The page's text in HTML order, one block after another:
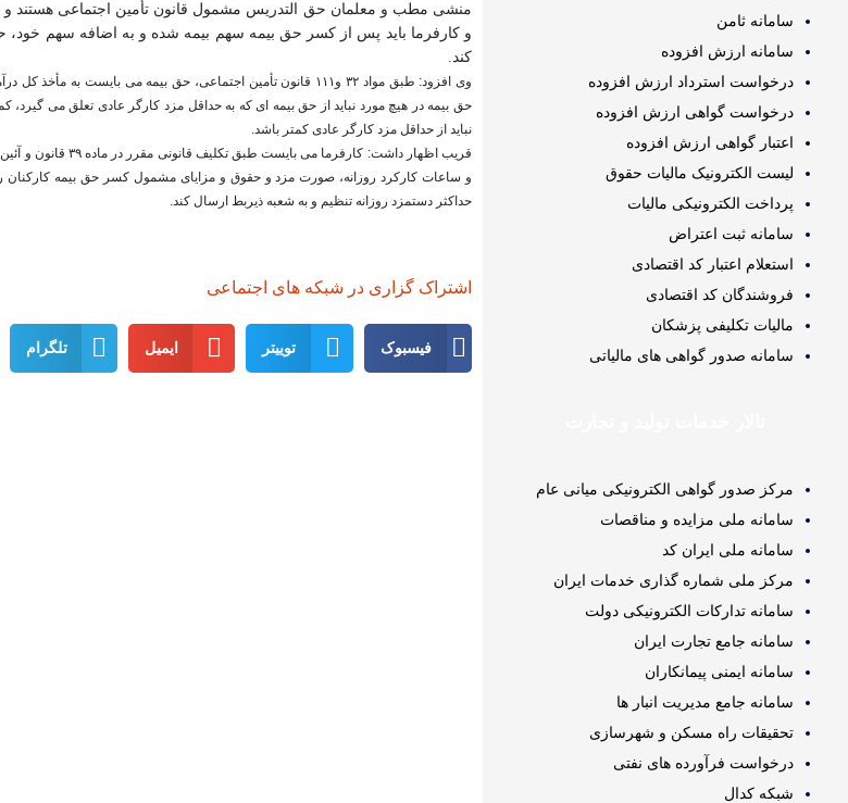
سامانه ثامن
سامانه ارزش افزوده
درخواست استرداد ارزش افزوده
درخواست گواهی ارزش افزوده
اعتبار گواهی ارزش افزوده
لیست الکترونیک مالیات حقوق
پرداخت الکترونیکی مالیات
سامانه ثبت اعتراض
استعلام اعتبار کد اقتصادی
فروشندگان کد اقتصادی
مالیات تکلیفی پزشکان
سامانه صدور گواهی های مالیاتی
مرکز صدور گواهی الکترونیکی میانی عام
سامانه ملی مزایده و مناقصات
سامانه ملی ایران کد
مرکز ملی شماره گذاری خدمات ایران
سامانه تدارکات الکترونیکی دولت
سامانه جامع تجارت ایران
سامانه ایمنی پیمانکاران
سامانه جامع مدیریت انبار ها
تحقیقات راه مسکن و شهرسازی
درخواست فرآورده های نفتی
شبکه کدال
منشی مطب و معلمان حق التدریس مشمول قانون تأمین اجتماعی هستند
و کارفرما باید پس از کسر حق بیمه سهم بیمه شده و به اضافه سهم خود،
کند.
وی افزود: طبق مواد ۳۲ و۱۱۱ قانون تأمین اجتماعی، حق بیمه می بایست به
حق بیمه در هیچ مورد نباید از حق بیمه ای که به حداقل مزد کارگر عادی تعلق می گیرد،
نباید از حداقل مزد کارگر عادی کمتر باشد.
قریب اظهار داشت: کارفرما
و ساعات کارکرد روزانه، صورت مزد و حقوق و مزایای مشمول کسر حق بیمه کارکنان
حداکثر دستمزد روزانه تنظیم و به شعبه ذیربط ارسال کند.
اشتراک گزاری در شبکه های اجتماعی
فیسبوک توییتر ایمیل تلگرام